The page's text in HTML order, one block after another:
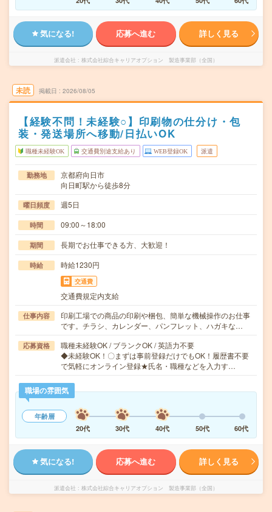
気になる! 応募へ進む 詳しく見る
派遣会社 株式会社綜合キャリアオプション 製造事業部（全国）
未読 掲載日 2026/08/05
【経験不問！未経験○】印刷物の仕分け・包
装・発送場所へ移動/日払いOK
職種未経験OK 交通費別途支給あり WEB登録OK 派遣
勤務地
京都府向日市
向日町駅から徒歩8分
曜日頻度 週5日
時間 09:00～18:00
期間 長期でお仕事できる方、大歓迎！
時給 時給1230円
交通費
交通費規定内支給
仕事内容
印刷工場での商品の印刷や梱包、簡単な機械操作のお仕事
です。チラシ、カレンダー、パンフレット、ハガキな…
応募資格
職種未経験OK / ブランクOK / 英語力不要
◆未経験OK！〇まずは事前登録だけでもOK！履歴書不要
で気軽にオンライン登録★氏名・職種などを入力す…
職場の雰囲気
年齢層
20代
30代 40代 50代 60代
気になる! 応募へ進む 詳しく見る
派遣会社 株式会社綜合キャリアオプション 製造事業部（全国）